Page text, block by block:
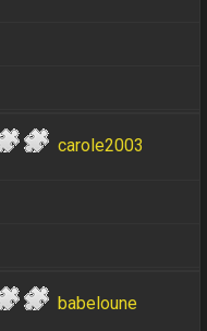
carole2003
babeloune